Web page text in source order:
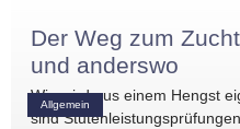
Allgemein
Der Weg zum
und anderswo
Wie wird aus einem Hengst
sind